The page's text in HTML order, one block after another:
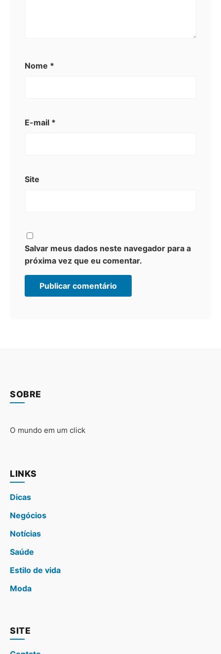
Nome *
E-mail *
Site
Salvar meus dados neste navegador para a
próxima vez que eu comentar.
SOBRE
O mundo em um click
LINKS
Dicas
Negócios
Notícias
Saúde
Estilo de vida
Moda
SITE